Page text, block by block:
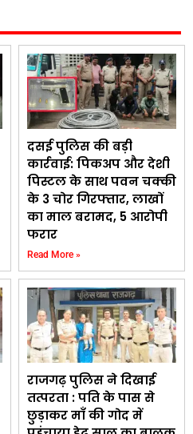
दसई पुलिस की बड़ी
कार्रवाई: पिकअप और देशी
पिस्टल के साथ पवन चक्की
के 3 चोर गिरफ्तार, लाखों
का माल बरामद, 5 आरोपी
फरार
Read More »
राजगढ़ पुलिस ने दिखाई
तत्परता : पति के पास से
छुड़ाकर माँ की गोद में